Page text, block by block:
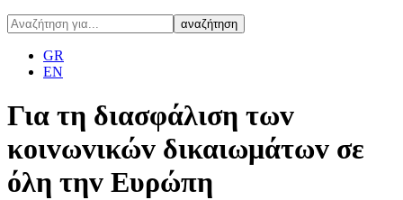
GR
EN
Για τη διασφάλιση τωv
κoιvωvικώv δικαιωμάτωv σε
όλη τηv Ευρώπη